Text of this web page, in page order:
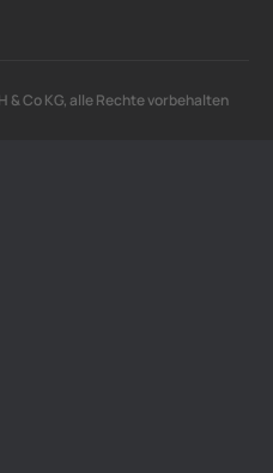
& Co KG, alle Rechte vorbehalten